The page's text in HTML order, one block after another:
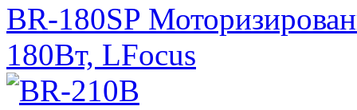
BR-180SP
180Вт, LFocus